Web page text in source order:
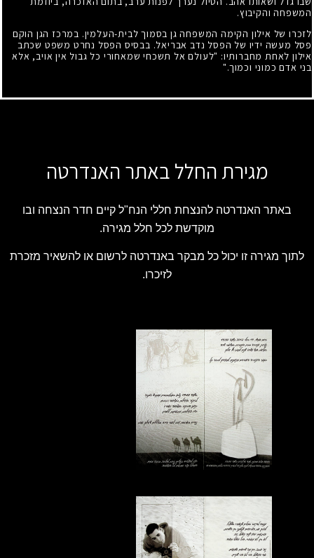
המשפחה והקיבוץ.
לזכרו של אילון הקימה המשפחה גן בסמוך לבית-העלמין. במרכז הגן הוקם
פסל מעשה ידיו של הפסל נדב אבריאל. בבסיס הפסל נחרט משפט שכתב
אילון לאחת מחברותיו: "לעולם אל תשכחי שמאחורי כל גבול אין אויב, אלא
בני אדם כמוני וכמוך."
מגירת החלל באתר האנדרטה
באתר האנדרטה להנצחת חללי הנח"ל קיים חדר הנצחה ובו
מוקדשת לכל חלל מגירה.
לתוך מגירה זו יכול כל מבקר באנדרטה לרשום או להשאיר מזכרת
לזיכרו.